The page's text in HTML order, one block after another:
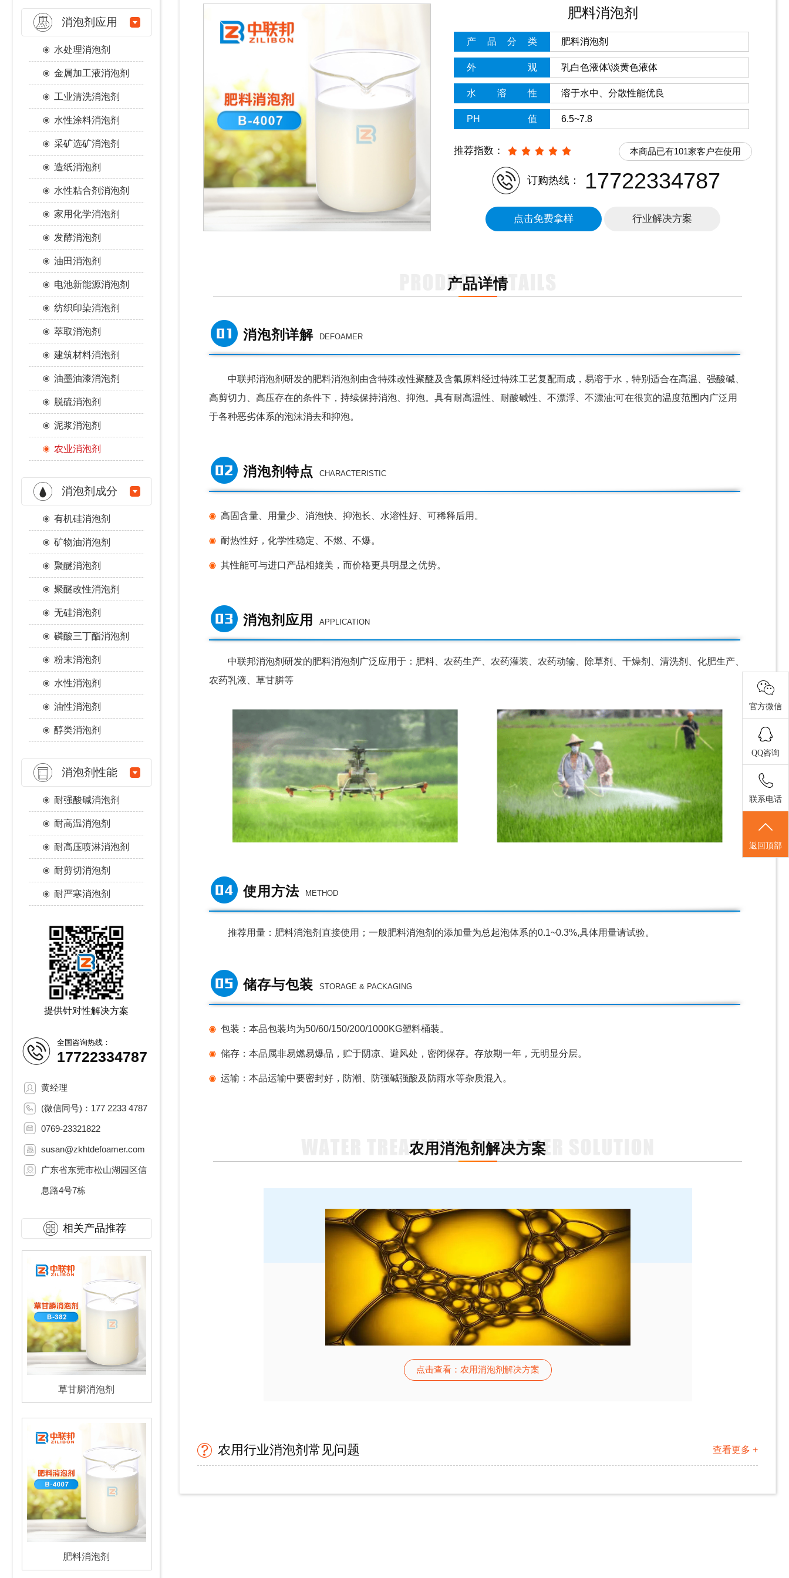
消泡剂应用
水处理消泡剂
金属加工液消泡剂
工业清洗消泡剂
水性涂料消泡剂
采矿选矿消泡剂
造纸消泡剂
水性粘合剂消泡剂
家用化学消泡剂
发酵消泡剂
油田消泡剂
电池新能源消泡剂
纺织印染消泡剂
萃取消泡剂
建筑材料消泡剂
油墨油漆消泡剂
脱硫消泡剂
泥浆消泡剂
农业消泡剂
消泡剂成分
有机硅消泡剂
矿物油消泡剂
聚醚消泡剂
聚醚改性消泡剂
无硅消泡剂
磷酸三丁酯消泡剂
粉末消泡剂
水性消泡剂
油性消泡剂
醇类消泡剂
消泡剂性能
耐强酸碱消泡剂
耐高温消泡剂
耐高压喷淋消泡剂
耐剪切消泡剂
耐严寒消泡剂
提供针对性解决方案
全国咨询热线：
17722334787
黄经理
(微信同号)：177 2233 4787
0769-23321822
susan@zkhtdefoamer.com
广东省东莞市松山湖园区信
息路4号7栋
相关产品推荐
草甘膦消泡剂
肥料消泡剂
肥料消泡剂
产品分类 肥料消泡剂
外观 乳白色液体\淡黄色液体
水溶性 溶于水中、分散性能优良
PH值 6.5~7.8
推荐指数： 本商品已有101家客户在使用
订购热线： 17722334787
点击免费拿样 行业解决方案
产品详情
消泡剂详解 DEFOAMER
中联邦消泡剂研发的肥料消泡剂由含特殊改性聚醚及含氟原料经过特殊工艺复配而成，易溶于水，特别适合在高温、强酸碱、
高剪切力、高压存在的条件下，持续保持消泡、抑泡。具有耐高温性、耐酸碱性、不漂浮、不漂油;可在很宽的温度范围内广泛用
于各种恶劣体系的泡沫消去和抑泡。
消泡剂特点 CHARACTERISTIC
高固含量、用量少、消泡快、抑泡长、水溶性好、可稀释后用。
耐热性好，化学性稳定、不燃、不爆。
其性能可与进口产品相媲美，而价格更具明显之优势。
消泡剂应用 APPLICATION
中联邦消泡剂研发的肥料消泡剂广泛应用于：肥料、农药生产、农药灌装、农药动输、除草剂、干燥剂、清洗剂、化肥生产、
农药乳液、草甘膦等
使用方法 METHOD
推荐用量：肥料消泡剂直接使用；一般肥料消泡剂的添加量为总起泡体系的0.1~0.3%,具体用量请试验。
储存与包装 STORAGE & PACKAGING
包装：本品包装均为50/60/150/200/1000KG塑料桶装。
储存：本品属非易燃易爆品，贮于阴凉、避风处，密闭保存。存放期一年，无明显分层。
运输：本品运输中要密封好，防潮、防强碱强酸及防雨水等杂质混入。
农用消泡剂解决方案
点击查看：农用消泡剂解决方案
农用行业消泡剂常见问题 查看更多 +
官方微信
QQ咨询
联系电话
返回顶部